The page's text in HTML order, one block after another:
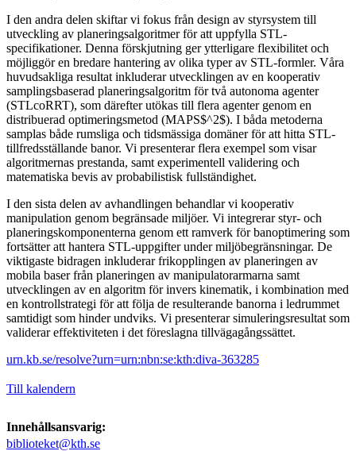
I den andra delen skiftar vi fokus från design av styrsystem till
utveckling av planeringsalgoritmer för att uppfylla STL-
specifikationer. Denna förskjutning ger ytterligare flexibilitet och
möjliggör en bredare hantering av olika typer av STL-formler. Våra
huvudsakliga resultat inkluderar utvecklingen av en kooperativ
samplingsbaserad planeringsalgoritm för två autonoma agenter
(STLcoRRT), som därefter utökas till flera agenter genom en
distribuerad optimeringsmetod (MAPS$^2$). I båda metoderna
samplas både rumsliga och tidsmässiga domäner för att hitta STL-
tillfredsställande banor. Vi presenterar flera exempel som visar
algoritmernas prestanda, samt experimentell validering och
matematiska bevis av probabilistisk fullständighet.
I den sista delen av avhandlingen behandlar vi kooperativ
manipulation genom begränsade miljöer. Vi integrerar styr- och
planeringskomponenterna genom ett ramverk för banoptimering som
fortsätter att hantera STL-uppgifter under miljöbegränsningar. De
viktigaste bidragen inkluderar frikopplingen av planeringen av
mobila baser från planeringen av manipulatorarmarna samt
utvecklingen av en algoritm för invers kinematik, i kombination med
en kontrollstrategi för att följa de resulterande banorna i ledrummet
samtidigt som hinder undviks. Vi presenterar simuleringsresultat som
validerar effektiviteten i det föreslagna tillvägagångssättet.
urn.kb.se/resolve?urn=urn:nbn:se:kth:diva-363285
Till kalendern
Innehållsansvarig:
biblioteket@kth.se